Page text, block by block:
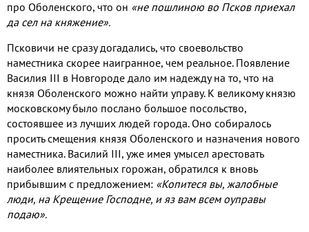
про Оболенского, что он «не пошлиною во Псков приехал
да сел на княжение».
Псковичи не сразу догадались, что своевольство
наместника скорее наигранное, чем реальное. Появление
Василия III в Новгороде дало им надежду на то, что на
князя Оболенского можно найти управу. К великому князю
московскому было послано большое посольство,
состоявшее из лучших людей города.Оно собиралось
просить смещения князя Оболенского и назначения нового
наместника. Василий III, уже имея умысел арестовать
наиболее влиятельных горожан, обратился к вновь
прибывшим с предложением: «Копитеся вы, жалобные
люди, на Крещение Господне, и яз вам всем оуправы
подаю».